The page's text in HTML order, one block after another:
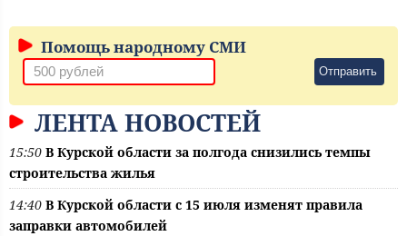
Помощь народному СМИ
Отправить
ЛЕНТА НОВОСТЕЙ
15:50 В Курской области за полгода снизились темпы
строительства жилья
14:40 В Курской области с 15 июля изменят правила
заправки автомобилей